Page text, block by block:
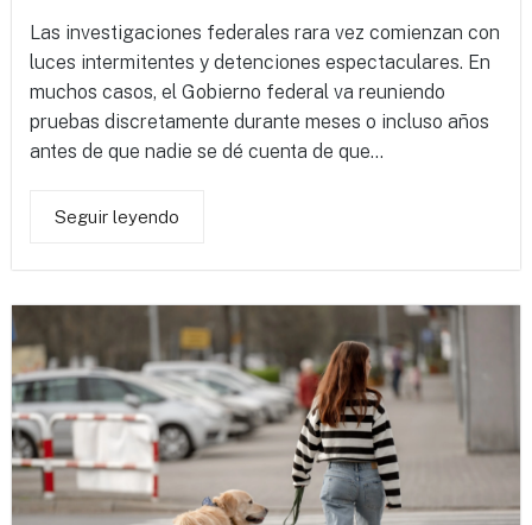
Las investigaciones federales rara vez comienzan con
luces intermitentes y detenciones espectaculares. En
muchos casos, el Gobierno federal va reuniendo
pruebas discretamente durante meses o incluso años
antes de que nadie se dé cuenta de que...
Seguir leyendo